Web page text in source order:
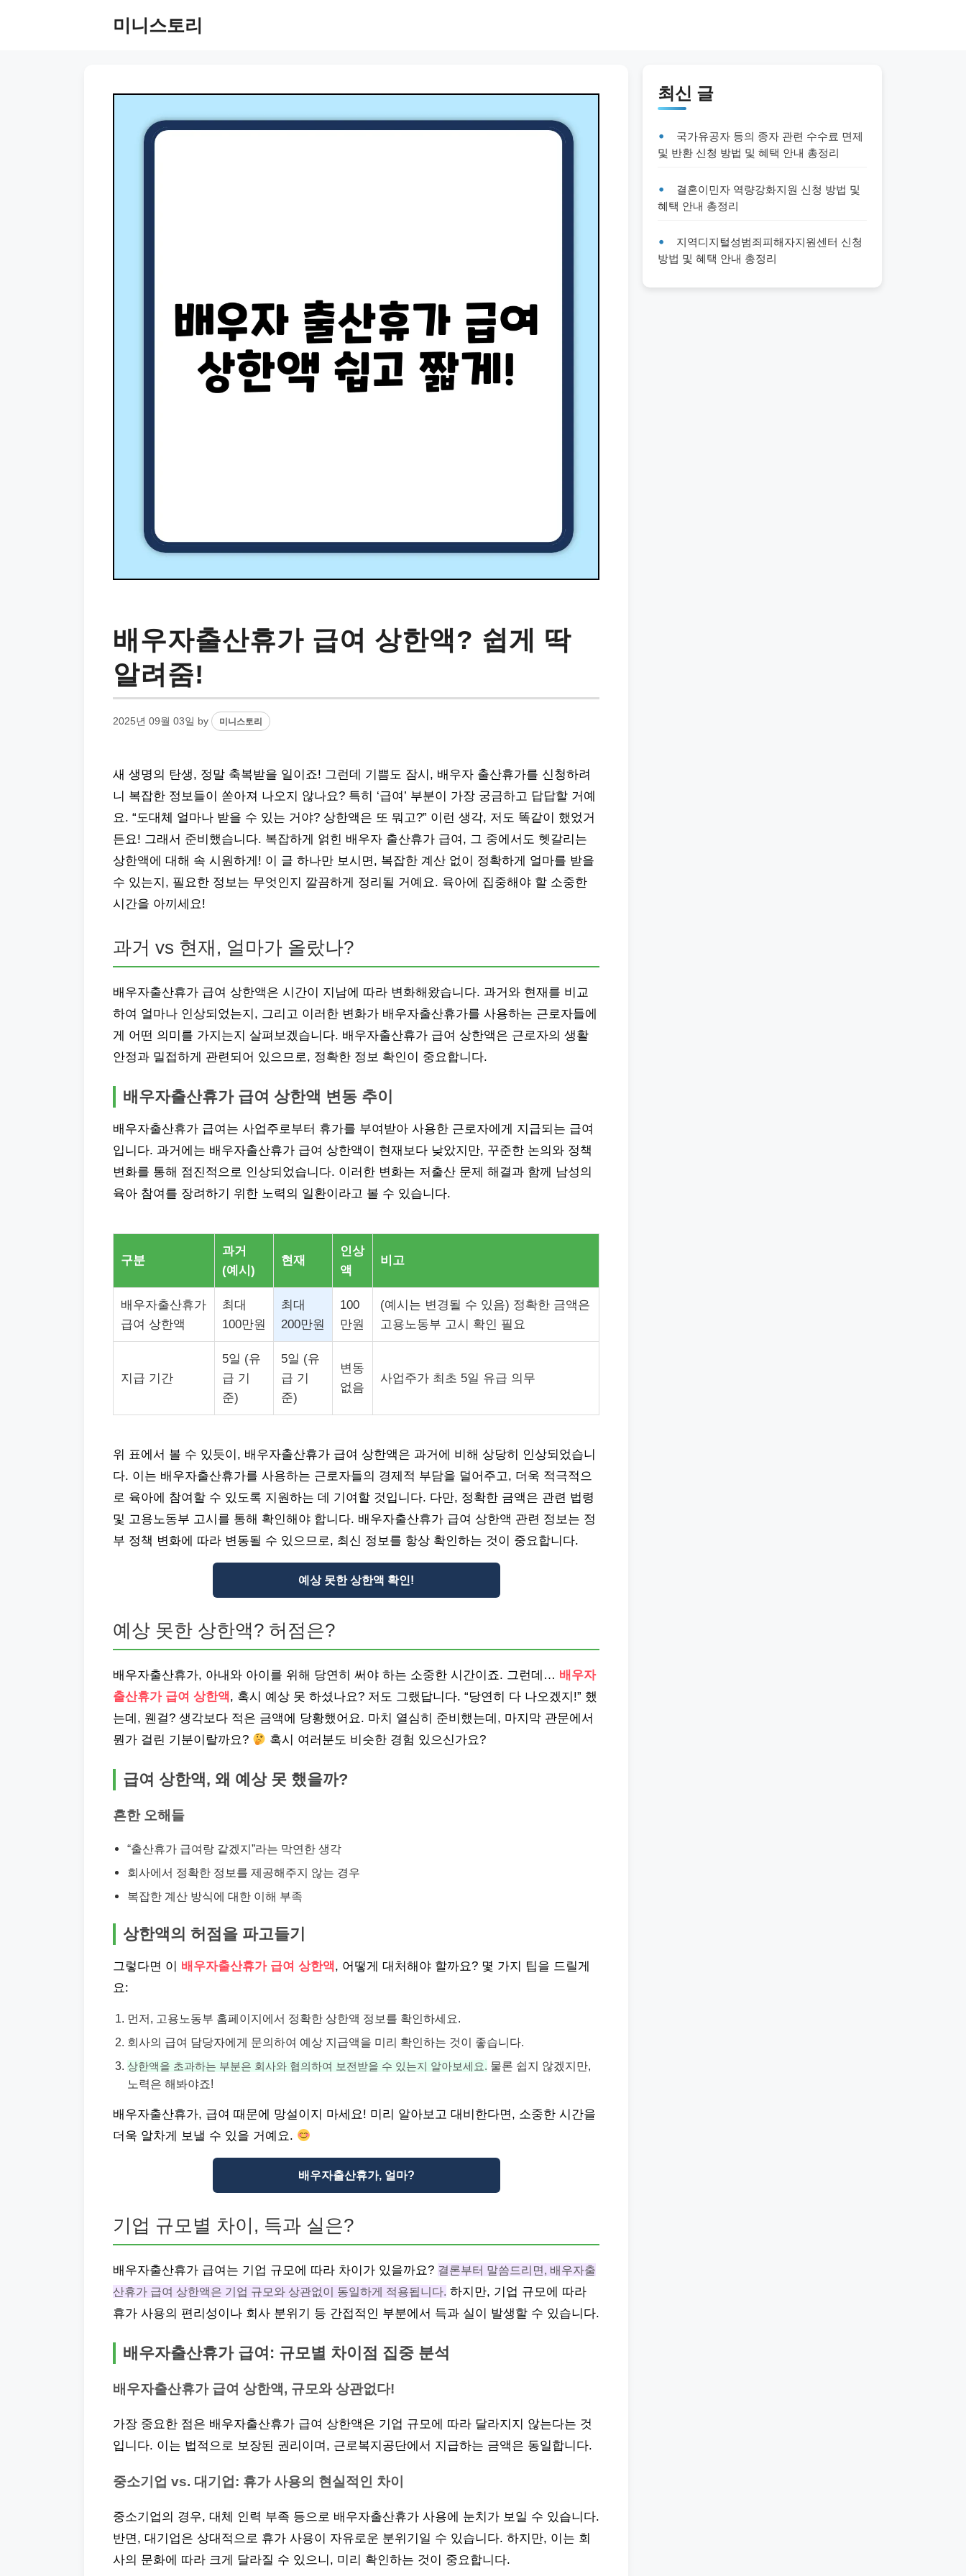
미니스토리
배우자출산휴가 급여 상한액? 쉽게 딱
알려줌!
2025년 09월 03일 by 미니스토리
새 생명의 탄생, 정말 축복받을 일이죠! 그런데 기쁨도 잠시, 배우자 출산휴가를 신청하려
니 복잡한 정보들이 쏟아져 나오지 않나요? 특히 ‘급여’ 부분이 가장 궁금하고 답답할 거예
요. “도대체 얼마나 받을 수 있는 거야? 상한액은 또 뭐고?” 이런 생각, 저도 똑같이 했었거
든요! 그래서 준비했습니다. 복잡하게 얽힌 배우자 출산휴가 급여, 그 중에서도 헷갈리는
상한액에 대해 속 시원하게! 이 글 하나만 보시면, 복잡한 계산 없이 정확하게 얼마를 받을
수 있는지, 필요한 정보는 무엇인지 깔끔하게 정리될 거예요. 육아에 집중해야 할 소중한
시간을 아끼세요!
과거 vs 현재, 얼마가 올랐나?
배우자출산휴가 급여 상한액은 시간이 지남에 따라 변화해왔습니다. 과거와 현재를 비교
하여 얼마나 인상되었는지, 그리고 이러한 변화가 배우자출산휴가를 사용하는 근로자들에
게 어떤 의미를 가지는지 살펴보겠습니다. 배우자출산휴가 급여 상한액은 근로자의 생활
안정과 밀접하게 관련되어 있으므로, 정확한 정보 확인이 중요합니다.
배우자출산휴가 급여 상한액 변동 추이
배우자출산휴가 급여는 사업주로부터 휴가를 부여받아 사용한 근로자에게 지급되는 급여
입니다. 과거에는 배우자출산휴가 급여 상한액이 현재보다 낮았지만, 꾸준한 논의와 정책
변화를 통해 점진적으로 인상되었습니다. 이러한 변화는 저출산 문제 해결과 함께 남성의
육아 참여를 장려하기 위한 노력의 일환이라고 볼 수 있습니다.
구분
과거
(예시)
현재
인상
액
비고
배우자출산휴가
급여 상한액
최대
100만원
최대
200만원
100
만원
(예시는 변경될 수 있음) 정확한 금액은
고용노동부 고시 확인 필요
지급 기간
5일 (유
급 기
준)
5일 (유
급 기
준)
변동
없음
사업주가 최초 5일 유급 의무
위 표에서 볼 수 있듯이, 배우자출산휴가 급여 상한액은 과거에 비해 상당히 인상되었습니
다. 이는 배우자출산휴가를 사용하는 근로자들의 경제적 부담을 덜어주고, 더욱 적극적으
로 육아에 참여할 수 있도록 지원하는 데 기여할 것입니다. 다만, 정확한 금액은 관련 법령
및 고용노동부 고시를 통해 확인해야 합니다. 배우자출산휴가 급여 상한액 관련 정보는 정
부 정책 변화에 따라 변동될 수 있으므로, 최신 정보를 항상 확인하는 것이 중요합니다.
예상 못한 상한액 확인!
예상 못한 상한액? 허점은?
배우자출산휴가, 아내와 아이를 위해 당연히 써야 하는 소중한 시간이죠. 그런데… 배우자
출산휴가 급여 상한액, 혹시 예상 못 하셨나요? 저도 그랬답니다. “당연히 다 나오겠지!” 했
는데, 웬걸? 생각보다 적은 금액에 당황했어요. 마치 열심히 준비했는데, 마지막 관문에서
뭔가 걸린 기분이랄까요?
혹시 여러분도 비슷한 경험 있으신가요?
급여 상한액, 왜 예상 못 했을까?
흔한 오해들
“출산휴가 급여랑 같겠지”라는 막연한 생각
회사에서 정확한 정보를 제공해주지 않는 경우
복잡한 계산 방식에 대한 이해 부족
상한액의 허점을 파고들기
그렇다면 이 배우자출산휴가 급여 상한액, 어떻게 대처해야 할까요? 몇 가지 팁을 드릴게
요:
먼저, 고용노동부 홈페이지에서 정확한 상한액 정보를 확인하세요.
회사의 급여 담당자에게 문의하여 예상 지급액을 미리 확인하는 것이 좋습니다.
상한액을 초과하는 부분은 회사와 협의하여 보전받을 수 있는지 알아보세요. 물론 쉽지 않겠지만,
노력은 해봐야죠!
배우자출산휴가, 급여 때문에 망설이지 마세요! 미리 알아보고 대비한다면, 소중한 시간을
더욱 알차게 보낼 수 있을 거예요.
배우자출산휴가, 얼마?
기업 규모별 차이, 득과 실은?
배우자출산휴가 급여는 기업 규모에 따라 차이가 있을까요? 결론부터 말씀드리면, 배우자출
산휴가 급여 상한액은 기업 규모와 상관없이 동일하게 적용됩니다. 하지만, 기업 규모에 따라
휴가 사용의 편리성이나 회사 분위기 등 간접적인 부분에서 득과 실이 발생할 수 있습니다.
배우자출산휴가 급여: 규모별 차이점 집중 분석
배우자출산휴가 급여 상한액, 규모와 상관없다!
가장 중요한 점은 배우자출산휴가 급여 상한액은 기업 규모에 따라 달라지지 않는다는 것
입니다. 이는 법적으로 보장된 권리이며, 근로복지공단에서 지급하는 금액은 동일합니다.
중소기업 vs. 대기업: 휴가 사용의 현실적인 차이
중소기업의 경우, 대체 인력 부족 등으로 배우자출산휴가 사용에 눈치가 보일 수 있습니다.
반면, 대기업은 상대적으로 휴가 사용이 자유로운 분위기일 수 있습니다. 하지만, 이는 회
사의 문화에 따라 크게 달라질 수 있으니, 미리 확인하는 것이 중요합니다.
최신 글
국가유공자 등의 종자 관련 수수료 면제
및 반환 신청 방법 및 혜택 안내 총정리
결혼이민자 역량강화지원 신청 방법 및
혜택 안내 총정리
지역디지털성범죄피해자지원센터 신청
방법 및 혜택 안내 총정리